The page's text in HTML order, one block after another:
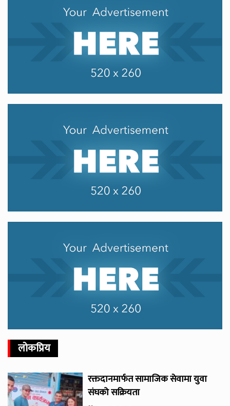
लोकप्रिय
रक्तदानमार्फत सामाजिक सेवामा युवा
संघको सक्रियता